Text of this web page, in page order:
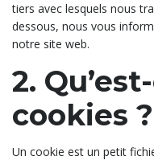
tiers avec lesquels nous
dessous, nous vous
notre site web.
2.
cookies ?
Un cookie est un petit